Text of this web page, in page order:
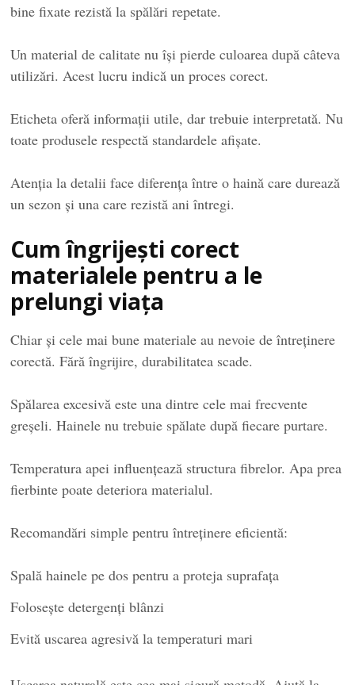
bine fixate rezistă la spălări repetate.
Un material de calitate nu își pierde culoarea după câteva
utilizări. Acest lucru indică un proces corect.
Eticheta oferă informații utile, dar trebuie interpretată. Nu
toate produsele respectă standardele afișate.
Atenția la detalii face diferența între o haină care durează
un sezon și una care rezistă ani întregi.
Cum îngrijești corect
materialele pentru a le
prelungi viața
Chiar și cele mai bune materiale au nevoie de întreținere
corectă. Fără îngrijire, durabilitatea scade.
Spălarea excesivă este una dintre cele mai frecvente
greșeli. Hainele nu trebuie spălate după fiecare purtare.
Temperatura apei influențează structura fibrelor. Apa prea
fierbinte poate deteriora materialul.
Recomandări simple pentru întreținere eficientă:
Spală hainele pe dos pentru a proteja suprafața
Folosește detergenți blânzi
Evită uscarea agresivă la temperaturi mari